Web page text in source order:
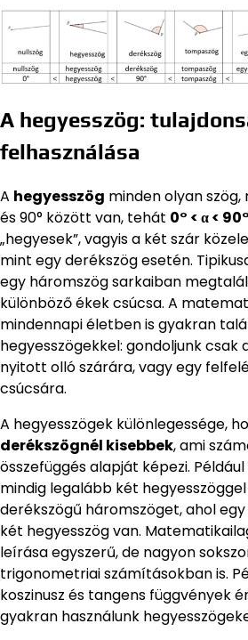
A hegyesszög:
felhasználása
A hegyesszög minden olyan
és 90° között van, tehát 0° < α < 90°
„hegyesek”, vagyis a két szár
mint egy derékszög esetén.
egy háromszög sarkaiban
különböző ékek csúcsa. A
mindennapi életben is gyakran
hegyesszögekkel: gondoljunk csak
nyitott olló szárára, vagy egy
csúcsára.
A hegyesszögek különlegessége,
derékszögnél kisebbek, ami
összefüggés alapját képezi.
mindig legalább két
derékszögű háromszöget, ahol
két hegyesszög van.
leírása egyszerű, de nagyon
trigonometriai számításokban is.
koszinusz és tangens függvények
gyakran használunk